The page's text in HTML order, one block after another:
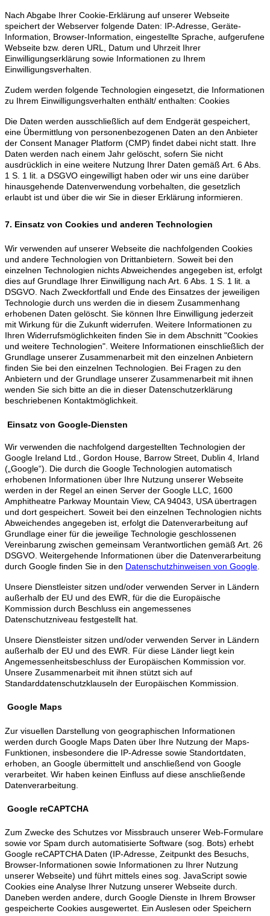
Nach Abgabe Ihrer Cookie-Erklärung auf unserer Webseite
speichert der Webserver folgende Daten: IP-Adresse, Geräte-
Information, Browser-Information, eingestellte Sprache, aufgerufene
Webseite bzw. deren URL, Datum und Uhrzeit Ihrer
Einwilligungserklärung sowie Informationen zu Ihrem
Einwilligungsverhalten.
Zudem werden folgende Technologien eingesetzt, die Informationen
zu Ihrem Einwilligungsverhalten enthält/ enthalten: Cookies
Die Daten werden ausschließlich auf dem Endgerät gespeichert,
eine Übermittlung von personenbezogenen Daten an den Anbieter
der Consent Manager Platform (CMP) findet dabei nicht statt. Ihre
Daten werden nach einem Jahr gelöscht, sofern Sie nicht
ausdrücklich in eine weitere Nutzung Ihrer Daten gemäß Art. 6 Abs.
1 S. 1 lit. a DSGVO eingewilligt haben oder wir uns eine darüber
hinausgehende Datenverwendung vorbehalten, die gesetzlich
erlaubt ist und über die wir Sie in dieser Erklärung informieren.
7. Einsatz von Cookies und anderen Technologien
Wir verwenden auf unserer Webseite die nachfolgenden Cookies
und andere Technologien von Drittanbietern. Soweit bei den
einzelnen Technologien nichts Abweichendes angegeben ist, erfolgt
dies auf Grundlage Ihrer Einwilligung nach Art. 6 Abs. 1 S. 1 lit. a
DSGVO. Nach Zweckfortfall und Ende des Einsatzes der jeweiligen
Technologie durch uns werden die in diesem Zusammenhang
erhobenen Daten gelöscht. Sie können Ihre Einwilligung jederzeit
mit Wirkung für die Zukunft widerrufen. Weitere Informationen zu
Ihren Widerrufsmöglichkeiten finden Sie in dem Abschnitt "Cookies
und weitere Technologien". Weitere Informationen einschließlich der
Grundlage unserer Zusammenarbeit mit den einzelnen Anbietern
finden Sie bei den einzelnen Technologien. Bei Fragen zu den
Anbietern und der Grundlage unserer Zusammenarbeit mit ihnen
wenden Sie sich bitte an die in dieser Datenschutzerklärung
beschriebenen Kontaktmöglichkeit.
Einsatz von Google-Diensten
Wir verwenden die nachfolgend dargestellten Technologien der
Google Ireland Ltd., Gordon House, Barrow Street, Dublin 4, Irland
(„Google“). Die durch die Google Technologien automatisch
erhobenen Informationen über Ihre Nutzung unserer Webseite
werden in der Regel an einen Server der Google LLC, 1600
Amphitheatre Parkway Mountain View, CA 94043, USA übertragen
und dort gespeichert. Soweit bei den einzelnen Technologien nichts
Abweichendes angegeben ist, erfolgt die Datenverarbeitung auf
Grundlage einer für die jeweilige Technologie geschlossenen
Vereinbarung zwischen gemeinsam Verantwortlichen gemäß Art. 26
DSGVO. Weitergehende Informationen über die Datenverarbeitung
durch Google finden Sie in den Datenschutzhinweisen von Google.
Unsere Dienstleister sitzen und/oder verwenden Server in Ländern
außerhalb der EU und des EWR, für die die Europäische
Kommission durch Beschluss ein angemessenes
Datenschutzniveau festgestellt hat.
Unsere Dienstleister sitzen und/oder verwenden Server in Ländern
außerhalb der EU und des EWR. Für diese Länder liegt kein
Angemessenheitsbeschluss der Europäischen Kommission vor.
Unsere Zusammenarbeit mit ihnen stützt sich auf
Standarddatenschutzklauseln der Europäischen Kommission.
Google Maps
Zur visuellen Darstellung von geographischen Informationen
werden durch Google Maps Daten über Ihre Nutzung der Maps-
Funktionen, insbesondere die IP-Adresse sowie Standortdaten,
erhoben, an Google übermittelt und anschließend von Google
verarbeitet. Wir haben keinen Einfluss auf diese anschließende
Datenverarbeitung.
Google reCAPTCHA
Zum Zwecke des Schutzes vor Missbrauch unserer Web-Formulare
sowie vor Spam durch automatisierte Software (sog. Bots) erhebt
Google reCAPTCHA Daten (IP-Adresse, Zeitpunkt des Besuchs,
Browser-Informationen sowie Informationen zu Ihrer Nutzung
unserer Webseite) und führt mittels eines sog. JavaScript sowie
Cookies eine Analyse Ihrer Nutzung unserer Webseite durch.
Daneben werden andere, durch Google Dienste in Ihrem Browser
gespeicherte Cookies ausgewertet. Ein Auslesen oder Speichern